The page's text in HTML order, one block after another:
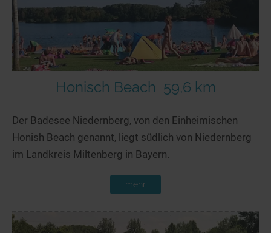
Honisch Beach 59,6 km
Der Badesee Niedernberg, von den Einheimischen
Honish Beach genannt, liegt südlich von Niedernberg
im Landkreis Miltenberg in Bayern.
mehr